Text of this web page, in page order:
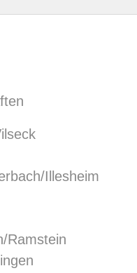
Illesheim
Ramstein